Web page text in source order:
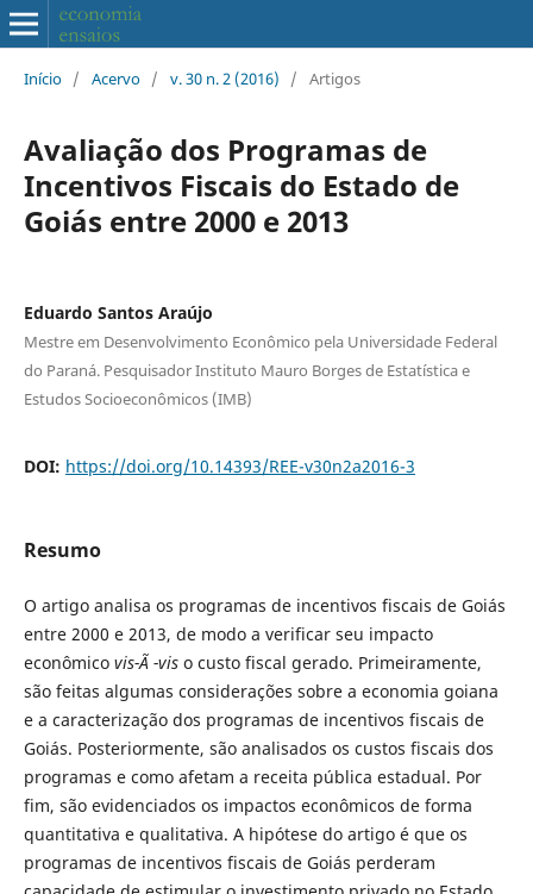
Início / Acervo / v. 30 n. 2 (2016) / Artigos
Avaliação dos Programas de
Incentivos Fiscais do Estado de
Goiás entre 2000 e 2013
Eduardo Santos Araújo
Mestre em Desenvolvimento Econômico pela Universidade Federal
do Paraná. Pesquisador Instituto Mauro Borges de Estatística e
Estudos Socioeconômicos (IMB)
DOI: https://doi.org/10.14393/REE-v30n2a2016-3
Resumo
O artigo analisa os programas de incentivos fiscais de Goiás
entre 2000 e 2013, de modo a verificar seu impacto
econômico vis-Ã -viso custo fiscal gerado. Primeiramente,
são feitas algumas considerações sobre a economia goiana
e a caracterização dos programas de incentivos fiscais de
Goiás. Posteriormente, são analisados os custos fiscais dos
programas e como afetam a receita pública estadual. Por
fim, são evidenciados os impactos econômicos de forma
quantitativa e qualitativa. A hipótese do artigo é que os
programas de incentivos fiscais de Goiás perderam